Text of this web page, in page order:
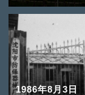
1986年8月3日